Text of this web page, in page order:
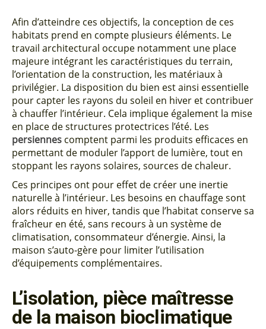
Afin d’atteindre ces objectifs, la conception de ces
habitats prend en compte plusieurs éléments. Le
travail architectural occupe notamment une place
majeure intégrant les caractéristiques du terrain,
l’orientation de la construction, les matériaux à
privilégier. La disposition du bien est ainsi essentielle
pour capter les rayons du soleil en hiver et contribuer
à chauffer l’intérieur. Cela implique également la mise
en place de structures protectrices l’été. Les
persiennes comptent parmi les produits efficaces en
permettant de moduler l’apport de lumière, tout en
stoppant les rayons solaires, sources de chaleur.
Ces principes ont pour effet de créer une inertie
naturelle à l’intérieur. Les besoins en chauffage sont
alors réduits en hiver, tandis que l’habitat conserve sa
fraîcheur en été, sans recours à un système de
climatisation, consommateur d’énergie. Ainsi, la
maison s’auto-gère pour limiter l’utilisation
d’équipements complémentaires.
L’isolation, pièce maîtresse
de la maison bioclimatique